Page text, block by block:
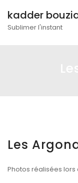
kadder
Sublimer l'instant
Les
Photos réalisées lors